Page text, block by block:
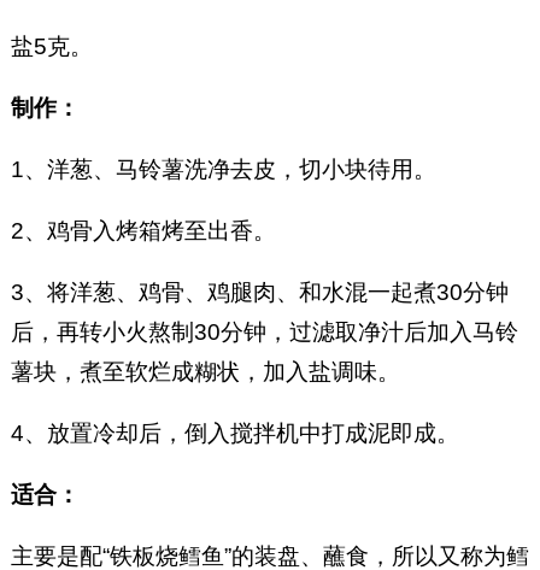
盐5克。
制作：
1、洋葱、马铃薯洗净去皮，切小块待用。
2、鸡骨入烤箱烤至出香。
3、将洋葱、鸡骨、鸡腿肉、和水混一起煮30分钟
后，再转小火熬制30分钟，过滤取净汁后加入马铃
薯块，煮至软烂成糊状，加入盐调味。
4、放置冷却后，倒入搅拌机中打成泥即成。
适合：
主要是配“铁板烧鳕鱼”的装盘、蘸食，所以又称为鳕